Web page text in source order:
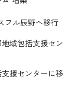
フル辰野へ移行
域包括支援セン
援センターに移